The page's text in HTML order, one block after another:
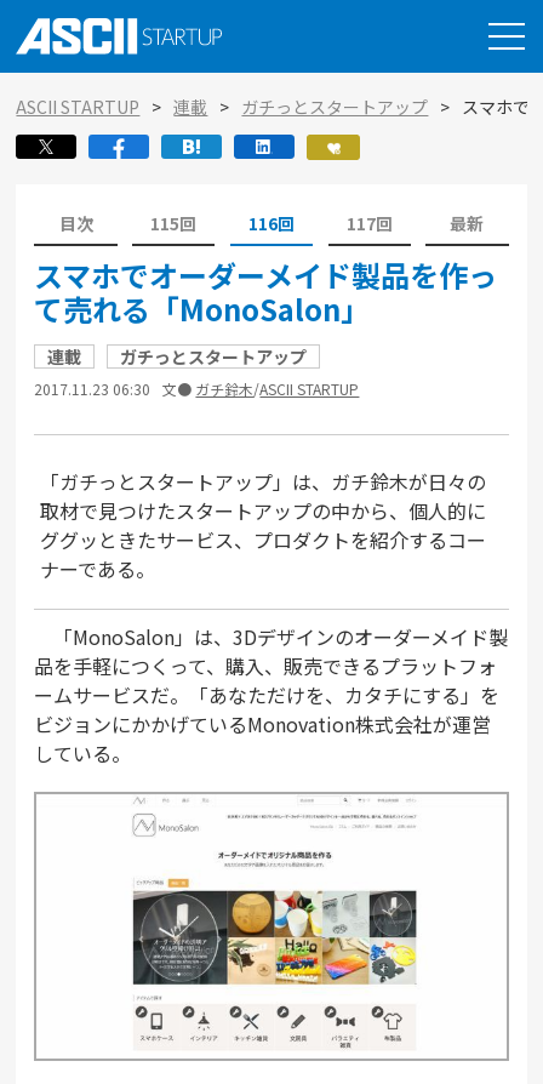
ASCII STARTUP 連載 ガチっとスタートアップ スマホで
目次 115回 116回 117回 最新
スマホでオーダーメイド製品を作っ
て売れる「MonoSalon」
連載 ガチっとスタートアップ
2017.11.23 06:30 文● ガチ鈴木/ASCII STARTUP
「ガチっとスタートアップ」は、ガチ鈴木が日々の
取材で見つけたスタートアップの中から、個人的に
ググッときたサービス、プロダクトを紹介するコー
ナーである。
「MonoSalon」は、3Dデザインのオーダーメイド製
品を手軽につくって、購入、販売できるプラットフォ
ームサービスだ。「あなただけを、カタチにする」を
ビジョンにかかげているMonovation株式会社が運営
している。